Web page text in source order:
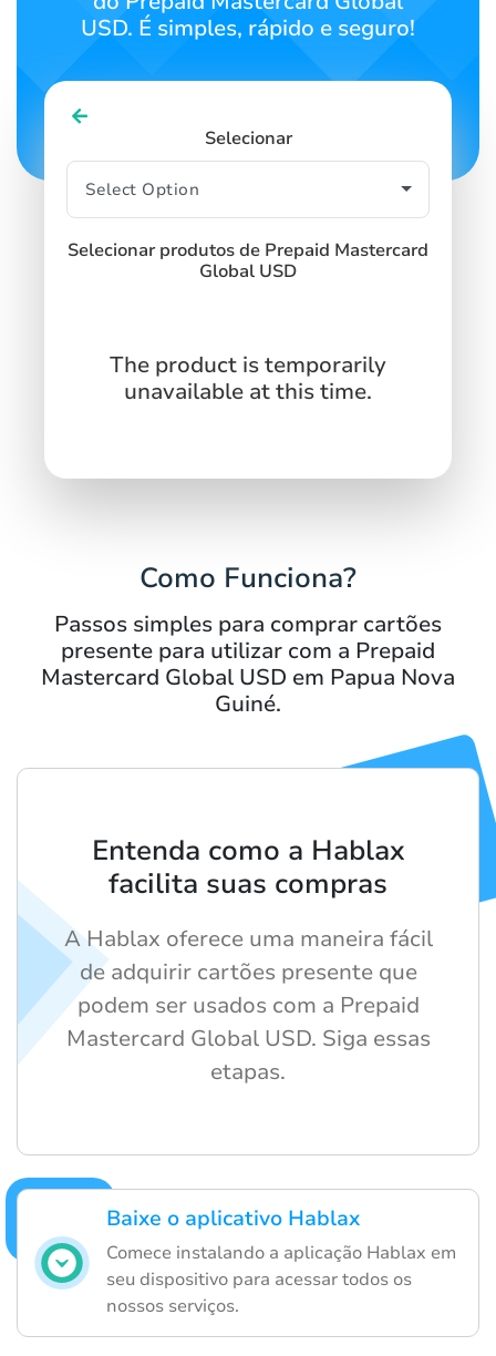
USD. É simples, rápido e seguro!
Selecionar
Selecionar produtos de Prepaid Mastercard
Global USD
The product is temporarily
unavailable at this time.
Como Funciona?
Passos simples para comprar cartões
presente para utilizar com a Prepaid
Mastercard Global USD em Papua Nova
Guiné.
Baixe o aplicativo Hablax
Comece instalando a aplicação Hablax em
seu dispositivo para acessar todos os
nossos serviços.
Entenda como a Hablax
facilita suas compras
A Hablax oferece uma maneira fácil
de adquirir cartões presente que
podem ser usados com a Prepaid
Mastercard Global USD. Siga essas
etapas.